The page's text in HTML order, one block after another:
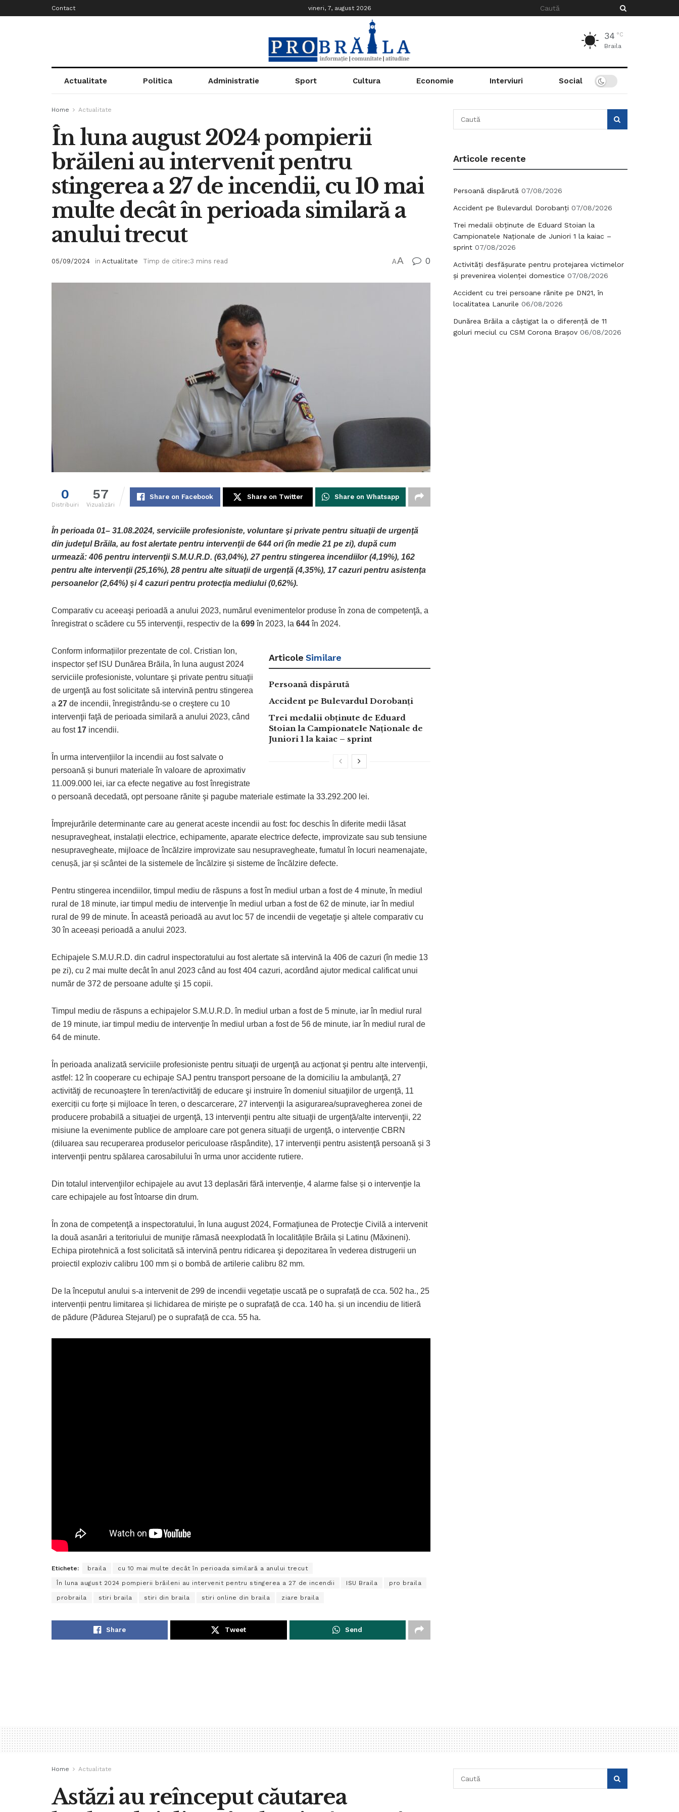
Contact vineri, 7, august 2026
34 °C
Braila
Actualitate Politica Administratie Sport Cultura Economie Interviuri Social
Home Actualitate
În luna august 2024 pompierii
brăileni au intervenit pentru
stingerea a 27 de incendii, cu 10 mai
multe decât în perioada similară a
anului trecut
05/09/2024 in Actualitate Timp de citire:3 mins read AA 0
0
Distribuiri
57
Vizualizări
Share on Facebook Share on Twitter Share on Whatsapp
În perioada 01– 31.08.2024, serviciile profesioniste, voluntare şi private pentru situaţii de urgenţă
din judeţul Brăila, au fost alertate pentru intervenţii de 644 ori (în medie 21 pe zi), după cum
urmează: 406 pentru intervenţii S.M.U.R.D. (63,04%), 27 pentru stingerea incendiilor (4,19%), 162
pentru alte intervenţii (25,16%), 28 pentru alte situaţii de urgenţă (4,35%), 17 cazuri pentru asistenţa
persoanelor (2,64%) și 4 cazuri pentru protecţia mediului (0,62%).
Comparativ cu aceeaşi perioadă a anului 2023, numărul evenimentelor produse în zona de competenţă, a
înregistrat o scădere cu 55 intervenţii, respectiv de la 699în 2023, la 644în 2024.
Articole Similare
Persoană dispărută
Accident pe Bulevardul Dorobanți
Trei medalii obținute de Eduard
Stoian la Campionatele Naționale de
Juniori 1 la kaiac – sprint
Conform informațiilor prezentate de col. Cristian Ion,
inspector șef ISU Dunărea Brăila, în luna august 2024
serviciile profesioniste, voluntare şi private pentru situaţii
de urgenţă au fost solicitate să intervină pentru stingerea
a 27 de incendii, înregistrându-se o creştere cu 10
intervenţii faţă de perioada similară a anului 2023, când
au fost17 incendii.
În urma intervențiilor la incendii au fost salvate o
persoană și bunuri materiale în valoare de aproximativ
11.009.000 lei, iar ca efecte negative au fost înregistrate
o persoană decedată, opt persoane rănite şi pagube materiale estimate la 33.292.200 lei.
Împrejurările determinante care au generat aceste incendii au fost: foc deschis în diferite medii lăsat
nesupravegheat, instalații electrice, echipamente, aparate electrice defecte, improvizate sau sub tensiune
nesupravegheate, mijloace de încălzire improvizate sau nesupravegheate, fumatul în locuri neamenajate,
cenușă, jar și scântei de la sistemele de încălzire și sisteme de încălzire defecte.
Pentru stingerea incendiilor, timpul mediu de răspuns a fost în mediul urban a fost de 4 minute, în mediul
rural de 18 minute, iar timpul mediu de intervenţie în mediul urban a fost de 62 de minute, iar în mediul
rural de 99 de minute. În această perioadă au avut loc 57 de incendii de vegetaţie şi altele comparativ cu
30 în aceeași perioadă a anului 2023.
Echipajele S.M.U.R.D. din cadrul inspectoratului au fost alertate să intervină la 406 de cazuri (în medie 13
pe zi), cu 2 mai multe decât în anul 2023 când au fost 404 cazuri, acordând ajutor medical calificat unui
număr de 372 de persoane adulte şi 15 copii.
Timpul mediu de răspuns a echipajelor S.M.U.R.D. în mediul urban a fost de 5 minute, iar în mediul rural
de 19 minute, iar timpul mediu de intervenţie în mediul urban a fost de 56 de minute, iar în mediul rural de
64 de minute.
În perioada analizată serviciile profesioniste pentru situaţii de urgenţă au acţionat şi pentru alte intervenţii,
astfel: 12 în cooperare cu echipaje SAJ pentru transport persoane de la domiciliu la ambulanţă, 27
activităţi de recunoaştere în teren/activităţi de educare şi instruire în domeniul situaţiilor de urgenţă, 11
exerciții cu forțe și mijloace în teren, o descarcerare, 27 intervenţii la asigurarea/supravegherea zonei de
producere probabilă a situaţiei de urgenţă, 13 intervenţii pentru alte situaţii de urgenţă/alte intervenţii, 22
misiune la evenimente publice de amploare care pot genera situaţii de urgenţă, o intervenție CBRN
(diluarea sau recuperarea produselor periculoase răspândite), 17 intervenţii pentru asistenţă persoană și 3
intervenţii pentru spălarea carosabilului în urma unor accidente rutiere.
Din totalul intervenţiilor echipajele au avut 13 deplasări fără intervenţie, 4 alarme false și o intervenţie la
care echipajele au fost întoarse din drum.
În zona de competenţă a inspectoratului, în luna august 2024, Formaţiunea de Protecţie Civilă a intervenit
la două asanări a teritoriului de muniţie rămasă neexplodată în localitățile Brăila și Latinu (Măxineni).
Echipa pirotehnică a fost solicitată să intervină pentru ridicarea şi depozitarea în vederea distrugerii un
proiectil exploziv calibru 100 mm și o bombă de artilerie calibru 82 mm.
De la începutul anului s-a intervenit de 299 de incendii vegetație uscată pe o suprafață de cca. 502 ha., 25
intervenții pentru limitarea și lichidarea de miriște pe o suprafață de cca. 140 ha. și un incendiu de litieră
de pădure (Pădurea Stejarul) pe o suprafață de cca. 55 ha.
Etichete: braila cu 10 mai multe decât în perioada similară a anului trecut
În luna august 2024 pompierii brăileni au intervenit pentru stingerea a 27 de incendii ISU Braila pro braila
probraila stiri braila stiri din braila stiri online din braila ziare braila
Share Tweet Send
Articole recente
Persoană dispărută 07/08/2026
Accident pe Bulevardul Dorobanți 07/08/2026
Trei medalii obținute de Eduard Stoian la
Campionatele Naționale de Juniori 1 la kaiac –
sprint 07/08/2026
Activități desfășurate pentru protejarea victimelor
și prevenirea violenței domestice 07/08/2026
Accident cu trei persoane rănite pe DN21, în
localitatea Lanurile 06/08/2026
Dunărea Brăila a câștigat la o diferență de 11
goluri meciul cu CSM Corona Brașov 06/08/2026
Home Actualitate
Astăzi au reînceput căutarea